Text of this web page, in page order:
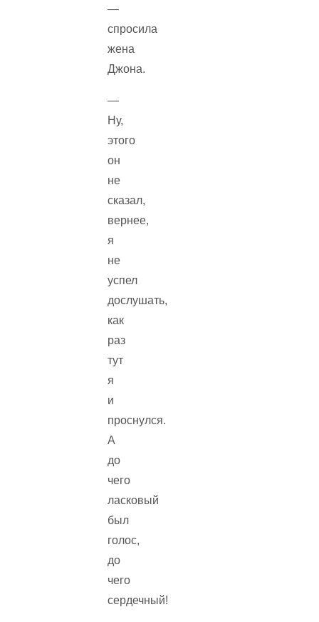
—
спросила
жена
Джона.
—
Ну,
этого
он
не
сказал,
вернее,
я
не
успел
дослушать,
как
раз
тут
я
и
проснулся.
А
до
чего
ласковый
был
голос,
до
чего
сердечный!